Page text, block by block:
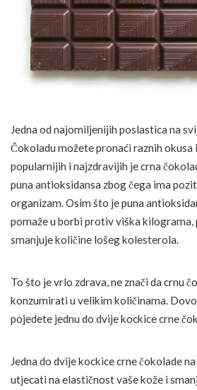
Jedna od najomiljenijih poslastica na
Čokoladu možete pronaći raznih okusa
popularnijih i najzdravijih je crna
puna antioksidansa zbog čega ima
organizam. Osim što je puna
pomaže u borbi protiv viška
smanjuje količine lošeg kolesterola.
To što je vrlo zdrava, ne znači da crnu
konzumirati u velikim količinama.
pojedete jednu do dvije kockice crne
Jedna do dvije kockice crne čokolade
utjecati na elastičnost vaše kože i